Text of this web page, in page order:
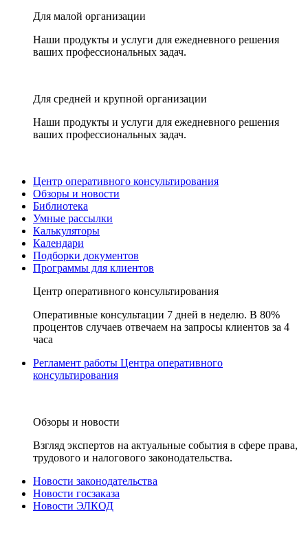
Для малой организации
Наши продукты и услуги для ежедневного решения
ваших профессиональных задач.
Для средней и крупной организации
Наши продукты и услуги для ежедневного решения
ваших профессиональных задач.
Центр оперативного консультирования
Обзоры и новости
Библиотека
Умные рассылки
Калькуляторы
Календари
Подборки документов
Программы для клиентов
Центр оперативного консультирования
Оперативные консультации 7 дней в неделю. В 80%
процентов случаев отвечаем на запросы клиентов за 4
часа
Регламент работы Центра оперативного
консультирования
Обзоры и новости
Взгляд экспертов на актуальные события в сфере права,
трудового и налогового законодательства.
Новости законодательства
Новости госзаказа
Новости ЭЛКОД